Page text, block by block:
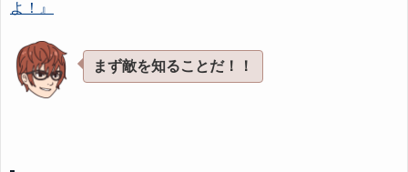
よ！』
まず敵を知ることだ！！